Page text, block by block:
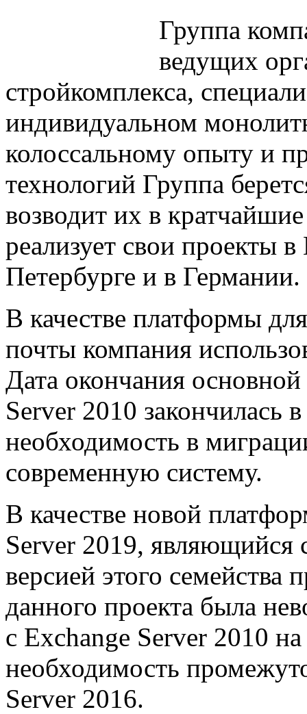
Группа
ведущих
стройкомплекса,
индивидуальном
колоссальному опыту и
технологий Группа
возводит их в
реализует свои проекты
Петербурге и в Германии.
В качестве платформы
почты компания
Дата окончания
Server 2010 закончилась
необходимость в
современную систему.
В качестве новой
Server 2019, являющийся
версией этого
данного проекта была
с Exchange Server 2010
необходимость
Server 2016.